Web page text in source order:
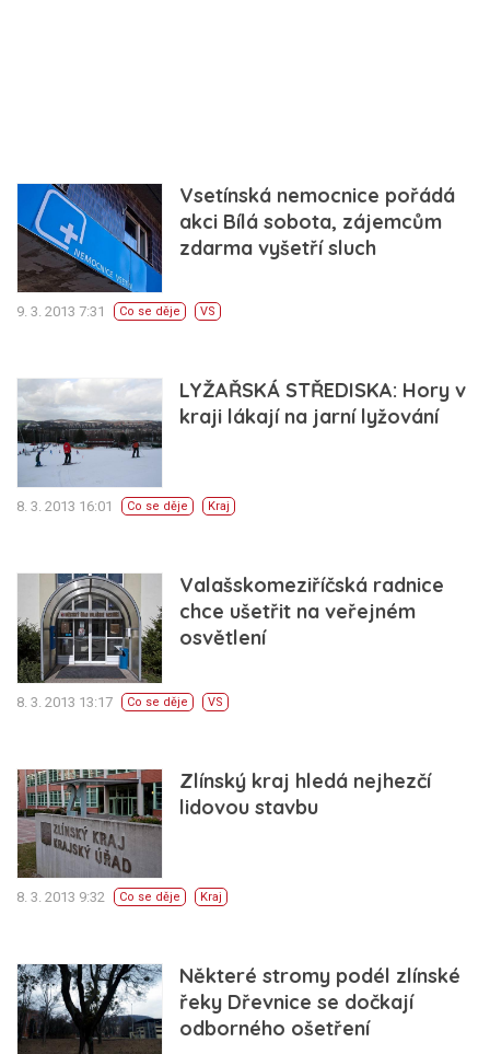
Vsetínská nemocnice pořádá
akci Bílá sobota, zájemcům
zdarma vyšetří sluch
9. 3. 2013 7:31 Co se děje VS
LYŽAŘSKÁ STŘEDISKA: Hory v
kraji lákají na jarní lyžování
8. 3. 2013 16:01 Co se děje Kraj
Valašskomeziříčská radnice
chce ušetřit na veřejném
osvětlení
8. 3. 2013 13:17 Co se děje VS
Zlínský kraj hledá nejhezčí
lidovou stavbu
8. 3. 2013 9:32 Co se děje Kraj
Některé stromy podél zlínské
řeky Dřevnice se dočkají
odborného ošetření